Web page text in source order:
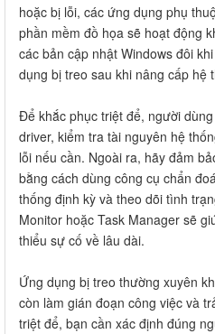
hoặc bị lỗi, các ứng dụng phụ
phần mềm đồ họa sẽ hoạt động
các bản cập nhật Windows đôi
dụng bị treo sau khi nâng cấp hệ
Để khắc phục triệt để, người
driver, kiểm tra tài nguyên hệ
lỗi nếu cần. Ngoài ra, hãy đảm
bằng cách dùng công cụ chẩn
thống định kỳ và theo dõi tình
Monitor hoặc Task Manager sẽ
thiểu sự cố về lâu dài.
Ứng dụng bị treo thường xuyên
còn làm gián đoạn công việc và
triệt để, bạn cần xác định đúng